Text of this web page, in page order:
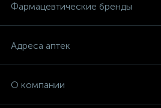
Фармацевтические бренды
Адреса аптек
О компании